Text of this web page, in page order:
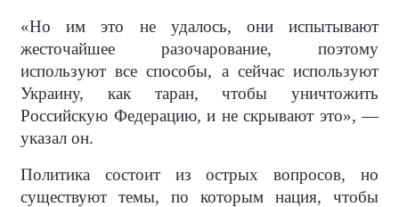
«Но им это не удалось, они испытывают
жесточайшее разочарование, поэтому
используют все способы, а сейчас используют
Украину, как таран, чтобы уничтожить
Российскую Федерацию, и не скрывают это», —
указал он.
Политика состоит из острых вопросов, но
существуют темы, по которым нация, чтобы